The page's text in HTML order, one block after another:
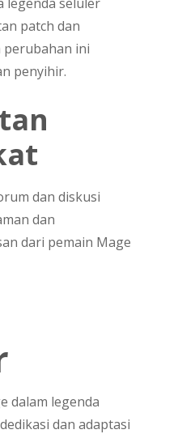
patch dan
perubahan ini
penyihir.
dan diskusi
dan
dari pemain Mage
dalam legenda
dan adaptasi